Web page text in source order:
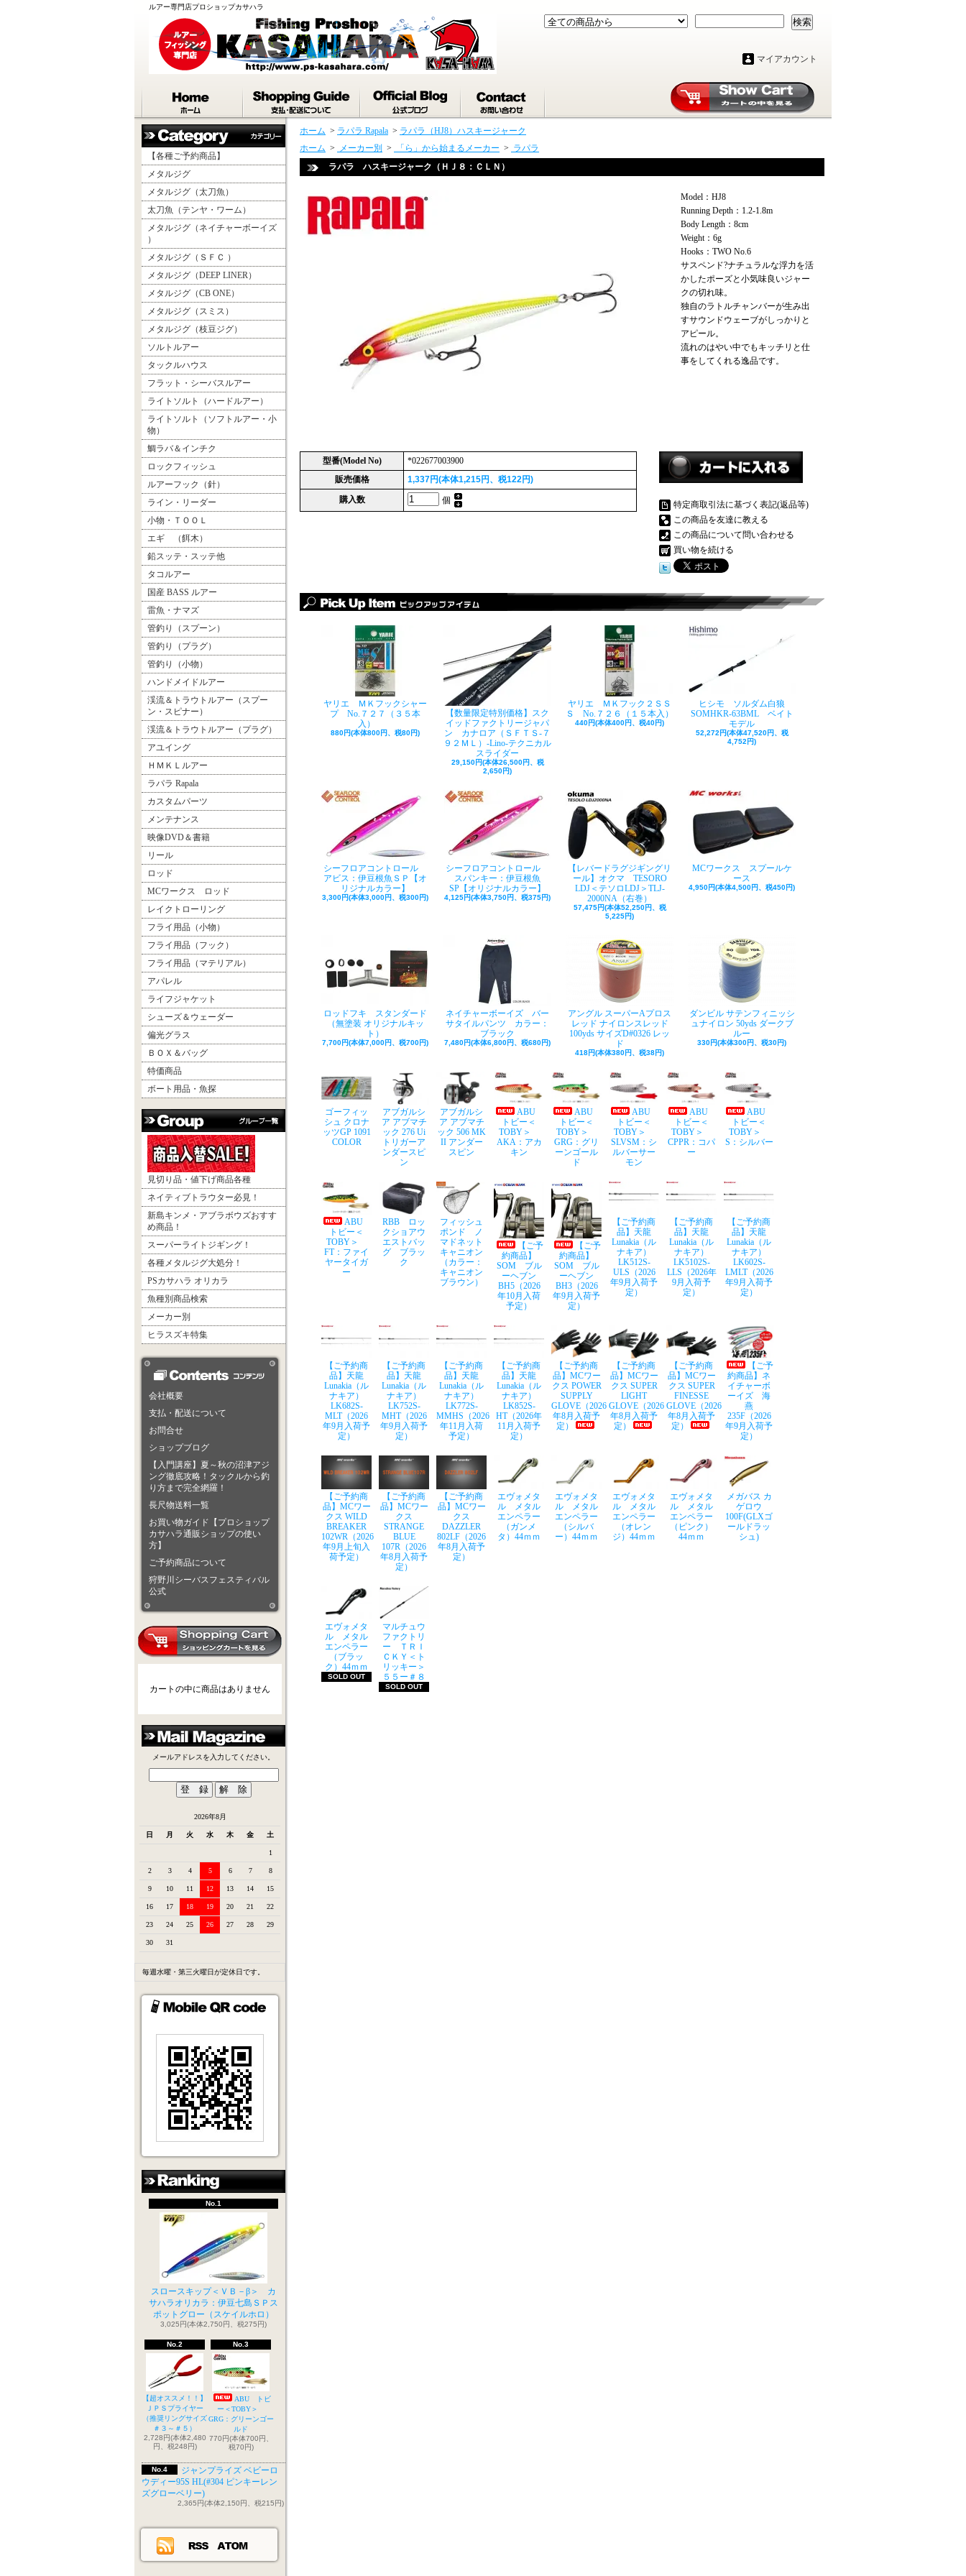
ルアー専門店プロショップカサハラ
検索
マイアカウント
【各種ご予約商品】
メタルジグ
メタルジグ（太刀魚）
太刀魚（テンヤ・ワーム）
メタルジグ（ネイチャーボーイズ
）
メタルジグ（ＳＦＣ ）
メタルジグ（DEEP LINER）
メタルジグ（CB ONE）
メタルジグ（スミス）
メタルジグ（枝豆ジグ）
ソルトルアー
タックルハウス
フラット・シーバスルアー
ライトソルト（ハードルアー）
ライトソルト（ソフトルアー・小
物）
鯛ラバ＆インチク
ロックフィッシュ
ルアーフック（針）
ライン・リーダー
小物・ＴＯＯＬ
エギ （餌木）
鉛スッテ・スッテ他
タコルアー
国産 BASS ルアー
雷魚・ナマズ
管釣り（スプーン）
管釣り（プラグ）
管釣り（小物）
ハンドメイドルアー
渓流＆トラウトルアー（スプー
ン・スピナー）
渓流＆トラウトルアー（プラグ）
アユイング
ＨＭＫＬルアー
ラパラ Rapala
カスタムパーツ
メンテナンス
映像DVD＆書籍
リール
ロッド
MCワークス ロッド
レイクトローリング
フライ用品（小物）
フライ用品（フック）
フライ用品（マテリアル）
アパレル
ライフジャケット
シューズ＆ウェーダー
偏光グラス
ＢＯＸ＆バッグ
特価商品
ボート用品・魚探
見切り品・値下げ商品各種
ネイティブトラウター必見！
新島キンメ・アブラボウズおすす
め商品！
スーパーライトジギング！
各種メタルジグ大処分！
PSカサハラ オリカラ
魚種別商品検索
メーカー別
ヒラスズキ特集
会社概要
支払・配送について
お問合せ
ショップブログ
【入門講座】夏～秋の沼津アジ
ング徹底攻略！タックルから釣
り方まで完全網羅！
長尺物送料一覧
お買い物ガイド【プロショップ
カサハラ通販ショップの使い
方】
ご予約商品について
狩野川シーバスフェスティバル
公式
カートの中に商品はありません
メールアドレスを入力してください。
2026年8月
日 月 火 水 木 金 土
1
2 3 4 5 6 7 8
9 10 11 12 13 14 15
16 17 18 19 20 21 22
23 24 25 26 27 28 29
30 31
毎週水曜・第三火曜日が定休日です。
No.1
スロースキップ＜ＶＢ－β＞ カ
サハラオリカラ：伊豆七島ＳＰス
ポットグロー（スケイルホロ）
3,025円(本体2,750円、税275円)
No.2
【超オススメ！！】
ＪＰＳプライヤー
（推奨リングサイズ
＃３～＃５）
2,728円(本体2,480
円、税248円)
No.3
ABU トビ
ー＜TOBY＞
GRG：グリーンゴー
ルド
770円(本体700円、
税70円)
No.4
ジャンプライズ ベビーロ
ウディー95S HL(#304 ピンキーレン
ズグローベリー)
2,365円(本体2,150円、税215円)
ホーム > ラパラ Rapala > ラパラ（HJ8）ハスキージャーク
ホーム > メーカー別 > 「ら」から始まるメーカー > ラパラ
ラパラ ハスキージャーク（ＨＪ８：ＣＬＮ）
Model：HJ8
Running Depth：1.2-1.8m
Body Length：8cm
Weight：6g
Hooks：TWO No.6
サスペンド?ナチュラルな浮力を活
かしたポーズと小気味良いジャー
クの切れ味。
独自のラトルチャンバーが生み出
すサウンドウェーブがしっかりと
アピール。
流れのはやい中でもキッチリと仕
事をしてくれる逸品です。
型番(Model No)
*022677003900
販売価格
1,337円(本体1,215円、税122円)
購入数
個
特定商取引法に基づく表記(返品等)
この商品を友達に教える
この商品について問い合わせる
買い物を続ける
ヤリエ ＭＫフックシャー
プ No.７２７（３５本
入）
880円(本体800円、税80円)
【数量限定特別価格】スク
イッドファクトリージャパ
ン カナロア（ＳＦＴＳ-７
９２ＭＬ）-Lino-テクニカル
スライダー
29,150円(本体26,500円、税
2,650円)
ヤリエ ＭＫフック２ＳＳ
Ｓ No.７２６（１５本入）
440円(本体400円、税40円)
ヒシモ ソルダム白狼
SOMHKR-63BML ベイト
モデル
52,272円(本体47,520円、税
4,752円)
シーフロアコントロール
アビス：伊豆根魚ＳＰ【オ
リジナルカラー】
3,300円(本体3,000円、税300円)
シーフロアコントロール
スパンキー：伊豆根魚
SP【オリジナルカラー】
4,125円(本体3,750円、税375円)
【レバードラグジギングリ
ール】オクマ TESORO
LDJ＜テソロLDJ＞TLJ-
2000NA（右巻）
57,475円(本体52,250円、税
5,225円)
MCワークス スプールケ
ース
4,950円(本体4,500円、税450円)
ロッドフキ スタンダード
（無塗装 オリジナルキッ
ト）
7,700円(本体7,000円、税700円)
ネイチャーボーイズ バー
サタイルパンツ カラー：
ブラック
7,480円(本体6,800円、税680円)
アングル スーパーAプロス
レッド ナイロンスレッド
100yds サイズD#0326 レッ
ド
418円(本体380円、税38円)
ダンビル サテンフィニッシ
ュナイロン 50yds ダークブ
ルー
330円(本体300円、税30円)
ゴーフィッ
シュ クロナ
ッツGP 1091
COLOR
アブガルシ
ア アブマチ
ック 276 Ui
トリガーア
ンダースピ
ン
アブガルシ
ア アブマチ
ック 506 MK
II アンダー
スピン
ABU
トビー＜
TOBY＞
AKA：アカ
キン
ABU
トビー＜
TOBY＞
GRG：グリ
ーンゴール
ド
ABU
トビー＜
TOBY＞
SLVSM：シ
ルバーサー
モン
ABU
トビー＜
TOBY＞
CPPR：コパ
ー
ABU
トビー＜
TOBY＞
S：シルバー
ABU
トビー＜
TOBY＞
FT：ファイ
ヤータイガ
ー
RBB ロッ
クショアウ
エストバッ
グ ブラッ
ク
フィッシュ
ポンド ノ
マドネット
キャニオン
（カラー：
キャニオン
ブラウン）
【ご予
約商品】
SOM ブル
ーヘブン
BH5（2026
年10月入荷
予定）
【ご予
約商品】
SOM ブル
ーヘブン
BH3（2026
年9月入荷予
定）
【ご予約商
品】天龍
Lunakia（ル
ナキア）
LK512S-
ULS（2026
年9月入荷予
定）
【ご予約商
品】天龍
Lunakia（ル
ナキア）
LK5102S-
LLS（2026年
9月入荷予
定）
【ご予約商
品】天龍
Lunakia（ル
ナキア）
LK602S-
LMLT（2026
年9月入荷予
定）
【ご予約商
品】天龍
Lunakia（ル
ナキア）
LK682S-
MLT（2026
年9月入荷予
定）
【ご予約商
品】天龍
Lunakia（ル
ナキア）
LK752S-
MHT（2026
年9月入荷予
定）
【ご予約商
品】天龍
Lunakia（ル
ナキア）
LK772S-
MMHS（2026
年11月入荷
予定）
【ご予約商
品】天龍
Lunakia（ル
ナキア）
LK852S-
HT（2026年
11月入荷予
定）
【ご予約商
品】MCワー
クス POWER
SUPPLY
GLOVE（2026
年8月入荷予
定）
【ご予約商
品】MCワー
クス SUPER
LIGHT
GLOVE（2026
年8月入荷予
定）
【ご予約商
品】MCワー
クス SUPER
FINESSE
GLOVE（2026
年8月入荷予
定）
【ご予
約商品】ネ
イチャーボ
ーイズ 海
燕
235F（2026
年9月入荷予
定）
【ご予約商
品】MCワー
クス WILD
BREAKER
102WR（2026
年9月上旬入
荷予定）
【ご予約商
品】MCワー
クス
STRANGE
BLUE
107R（2026
年8月入荷予
定）
【ご予約商
品】MCワー
クス
DAZZLER
802LF（2026
年8月入荷予
定）
エヴォメタ
ル メタル
エンペラー
（ガンメ
タ）44ｍｍ
エヴォメタ
ル メタル
エンペラー
（シルバ
ー）44ｍｍ
エヴォメタ
ル メタル
エンペラー
（オレン
ジ）44ｍｍ
エヴォメタ
ル メタル
エンペラー
（ピンク）
44ｍｍ
メガバス カ
ゲロウ
100F(GLXゴ
ールドラッ
シュ)
エヴォメタ
ル メタル
エンペラー
（ブラッ
ク）44ｍｍ
SOLD OUT
マルチュウ
ファクトリ
ー ＴＲＩ
ＣＫＹ＜ト
リッキー＞
５５ー＃８
SOLD OUT